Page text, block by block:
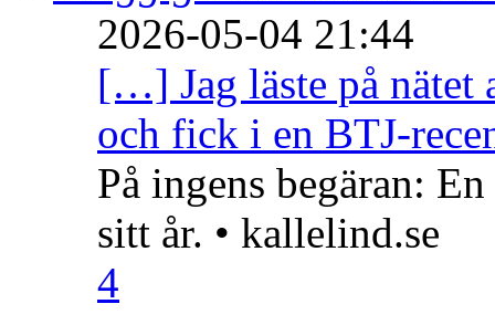
2026-05-04 21:44
[…] Jag läste på nätet
och fick i en BTJ-
På ingens begäran:
sitt år. • kallelind.se
4